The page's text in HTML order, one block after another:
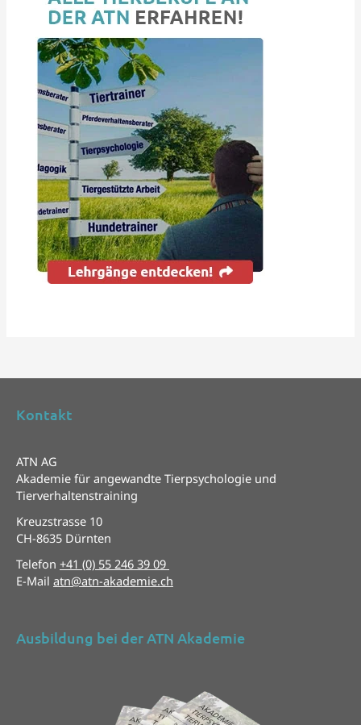
Kontakt
ATN AG
Akademie für angewandte Tierpsychologie und
Tierverhaltenstraining
Kreuzstrasse 10
CH-8635 Dürnten
Telefon +41 (0) 55 246 39 09
E-Mail atn@atn-akademie.ch
Ausbildung bei der ATN Akademie